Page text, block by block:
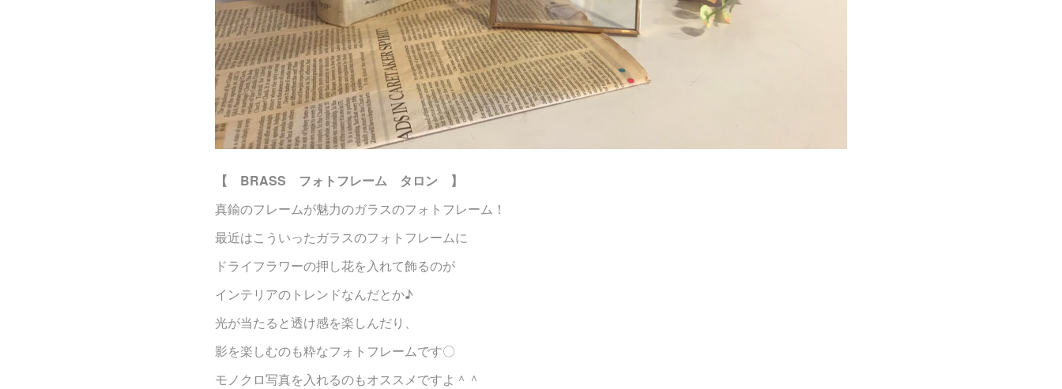
【 BRASS フォトフレーム タロン 】
真鍮のフレームが魅力のガラスのフォトフレーム！
最近はこういったガラスのフォトフレームに
ドライフラワーの押し花を入れて飾るのが
インテリアのトレンドなんだとか♪
光が当たると透け感を楽しんだり、
影を楽しむのも粋なフォトフレームです〇
モノクロ写真を入れるのもオススメですよ＾＾